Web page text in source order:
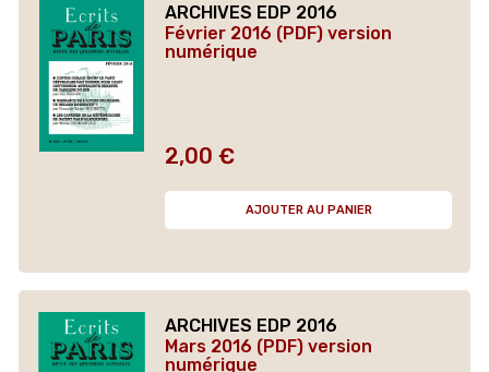
ARCHIVES EDP 2016
Février 2016 (PDF) version
numérique
Prix
2,00 €
AJOUTER AU PANIER
ARCHIVES EDP 2016
Mars 2016 (PDF) version
numérique